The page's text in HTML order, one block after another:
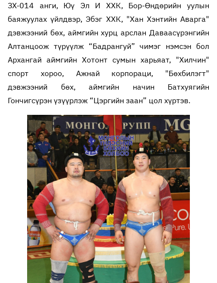
ЗХ-014 анги, Юү Эл И ХХК, Бор-Өндөрийн уулын
баяжуулах үйлдвэр, Эбэг ХХК, "Хан Хэнтийн Аварга"
дэвжээний бөх, аймгийн хурц арслан Даваасүрэнгийн
Алтанцоож түрүүлж “Бадрангуй” чимэг нэмсэн бол
Архангай аймгийн Хотонт сумын харьяат, "Хилчин"
спорт хороо, Ажнай корпораци, "Бөхбилэгт"
дэвжээний бөх, аймгийн начин Батхуягийн
Гончигсүрэн үзүүрлэж “Цэргийн заан” цол хүртэв.